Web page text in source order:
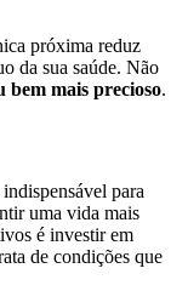
próxima reduz
da sua saúde. Não
bem mais precioso.
para
uma vida mais
é investir em
de condições que